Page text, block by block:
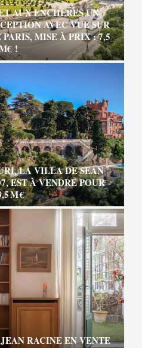
AUX ENCHÈRES UN
AVEC VUE SUR
MISE À PRIX : 7,5
!
LA VILLA DE SEAN
EST À VENDRE POUR
M €
RACINE EN VENTE